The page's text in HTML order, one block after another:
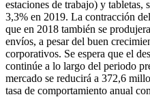
estaciones de trabajo) y tabletas,
3,3% en 2019. La contracción
que en 2018 también se
envíos, a pesar del buen
corporativos. Se espera que el
continúe a lo largo del periodo
mercado se reducirá a 372,6
tasa de comportamiento anual